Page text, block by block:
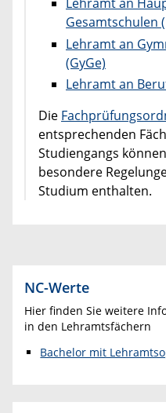
Gesamtschulen
Lehramt an
(GyGe)
Lehramt an
Die
entsprechenden
Studiengangs
besondere
Studium enthalten.
NC-Werte
Hier finden Sie weitere
in den Lehramtsfächern
Bachelor mit